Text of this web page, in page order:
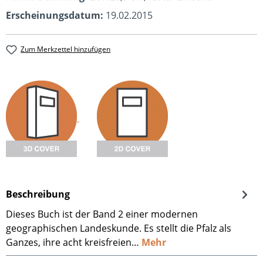
Erscheinungsdatum: 19.02.2015
Zum Merkzettel hinzufügen
Beschreibung
Dieses Buch ist der Band 2 einer modernen
geographischen Landeskunde. Es stellt die Pfalz als
Ganzes, ihre acht kreisfreien… Mehr